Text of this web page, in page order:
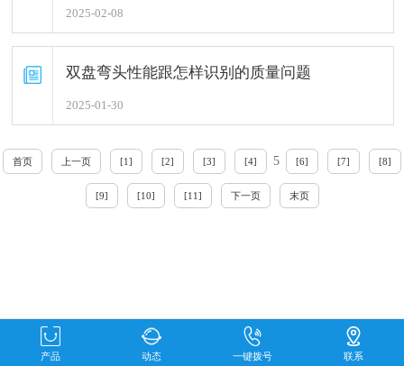
2025-02-08
双盘弯头性能跟怎样识别的质量问题
2025-01-30
首页 上一页 [1] [2] [3] [4] 5 [6] [7] [8]
[9] [10] [11] 下一页 末页
产品 动态 一键拨号 联系